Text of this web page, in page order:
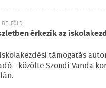
érkezik az
támogatás
- közölte Szondi Vanda